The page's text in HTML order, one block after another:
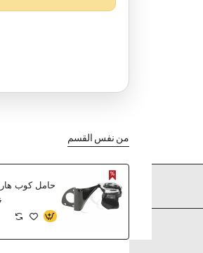
من نفس القسم
حامل كوب